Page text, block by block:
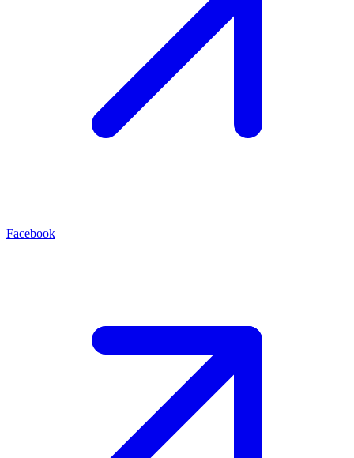
Facebook